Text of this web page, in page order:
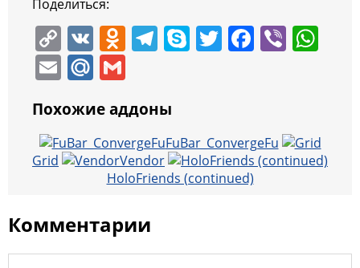
Поделиться:
C
o
p
y
Li
n
V
K
O
o
kl
a
ss
ni
ki
T
gr
a
m
S
e
T F
b
o
Vi
A
p
E
ai
l
M
l.
R
u
ai
l
Похожие аддоны
FuBar_ConvergeFu
Grid
Vendor
HoloFriends (continued)
Комментарии